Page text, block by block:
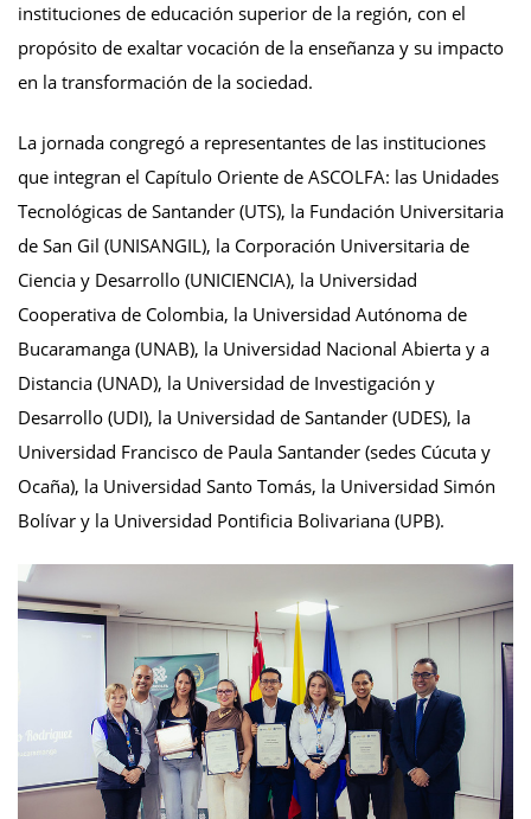
instituciones de educación superior de la región, con el
propósito de exaltar vocación de la enseñanza y su impacto
en la transformación de la sociedad.
La jornada congregó a representantes de las instituciones
que integran el Capítulo Oriente de ASCOLFA: las Unidades
Tecnológicas de Santander (UTS), la Fundación Universitaria
de San Gil (UNISANGIL), la Corporación Universitaria de
Ciencia y Desarrollo (UNICIENCIA), la Universidad
Cooperativa de Colombia, la Universidad Autónoma de
Bucaramanga (UNAB), la Universidad Nacional Abierta y a
Distancia (UNAD), la Universidad de Investigación y
Desarrollo (UDI), la Universidad de Santander (UDES), la
Universidad Francisco de Paula Santander (sedes Cúcuta y
Ocaña), la Universidad Santo Tomás, la Universidad Simón
Bolívar y la Universidad Pontificia Bolivariana (UPB).